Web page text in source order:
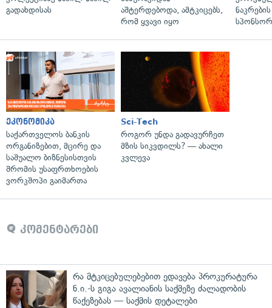
გადახდისას
აშტერდებოდა, ამტკიცებს,
რომ ყვავი იყო
ეკონომიკა
საქართველოს ბანკის
ორგანიზებით, მცირე და
საშუალო ბიზნესისთვის
შრომის უსაფრთხოების
ვორკშოპი გაიმართა
Sci-Tech
როგორ უნდა გადავურჩეთ
მზის სიკვდილს? — ახალი
კვლევა
კომენტარები
რა მტკიცებულებებით ედავება პროკურატურა
ნ.ი.-ს გიგა ავალიანის საქმეზე ძალადობის
წაქეზებას — საქმის დეტალები